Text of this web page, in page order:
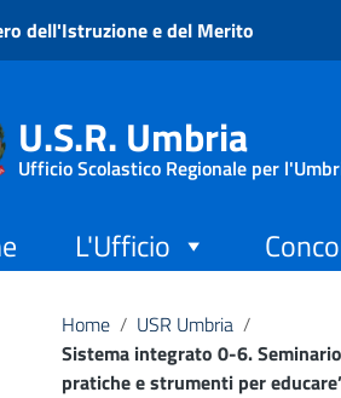
navigazione
dell'Istruzione e del Merito
U.S.R. Umbria
Ufficio Scolastico Regionale per
L'Ufficio
Home / USR Umbria /
Sistema integrato 0-6.
pratiche e strumenti per